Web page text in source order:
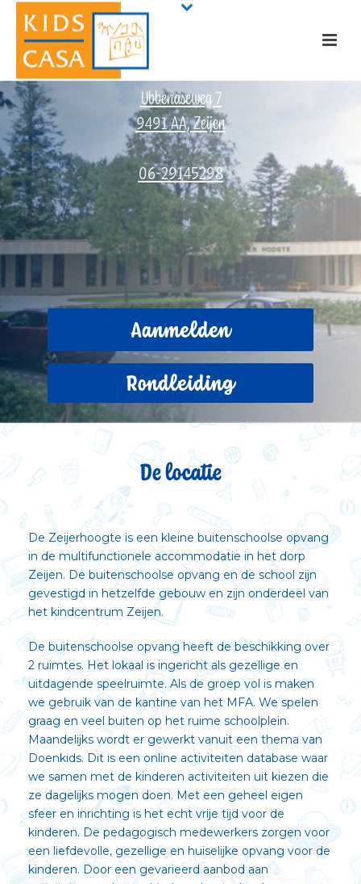
Zeijen, de Zeijerhoogte
Ubbenaseweg 7
9491 AA, Zeijen
06-29145298
Aanmelden
Rondleiding
De locatie
De Zeijerhoogte is een kleine buitenschoolse opvang
in de multifunctionele accommodatie in het dorp
Zeijen. De buitenschoolse opvang en de school zijn
gevestigd in hetzelfde gebouw en zijn onderdeel van
het kindcentrum Zeijen.
De buitenschoolse opvang heeft de beschikking over
2 ruimtes. Het lokaal is ingericht als gezellige en
uitdagende speelruimte. Als de groep vol is maken
we gebruik van de kantine van het MFA. We spelen
graag en veel buiten op het ruime schoolplein.
Maandelijks wordt er gewerkt vanuit een thema van
Doenkids. Dit is een online activiteiten database waar
we samen met de kinderen activiteiten uit kiezen die
ze dagelijks mogen doen. Met een geheel eigen
sfeer en inrichting is het echt vrije tijd voor de
kinderen. De pedagogisch medewerkers zorgen voor
een liefdevolle, gezellige en huiselijke opvang voor de
kinderen. Door een gevarieerd aanbod aan